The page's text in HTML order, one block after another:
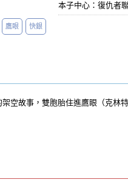
鷹眼 快銀
本子中心：復仇者
空故事，雙胞胎住進鷹眼（克林